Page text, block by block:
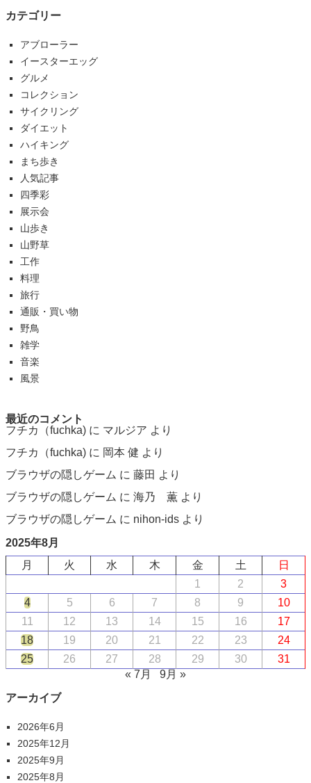
カテゴリー
アブローラー
イースターエッグ
グルメ
コレクション
サイクリング
ダイエット
ハイキング
まち歩き
人気記事
四季彩
展示会
山歩き
山野草
工作
料理
旅行
通販・買い物
野鳥
雑学
音楽
風景
最近のコメント
フチカ（fuchka) に マルジア より
フチカ（fuchka) に 岡本 健 より
ブラウザの隠しゲーム に 藤田 より
ブラウザの隠しゲーム に 海乃 薫 より
ブラウザの隠しゲーム に nihon-ids より
2025年8月
月
火 水 木 金 土
日
1
2
3
4
5 6 7 8 9
10
11
12 13 14 15 16
17
18
19 20 21 22 23
24
25
26 27 28 29 30
31
« 7月
9月 »
アーカイブ
2026年6月
2025年12月
2025年9月
2025年8月